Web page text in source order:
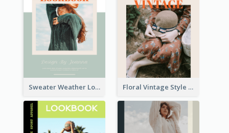
Sweater Weather Lookbook Floral Vintage Style Lookbook